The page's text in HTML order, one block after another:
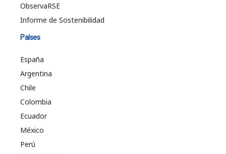
ObservaRSE
Informe de Sostenibilidad
Países
España
Argentina
Chile
Colombia
Ecuador
México
Perú